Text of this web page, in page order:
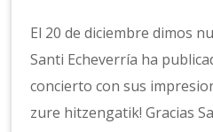
El 20 de diciembre dimos
Santi Echeverría ha
concierto con sus
zure hitzengatik! Gracias